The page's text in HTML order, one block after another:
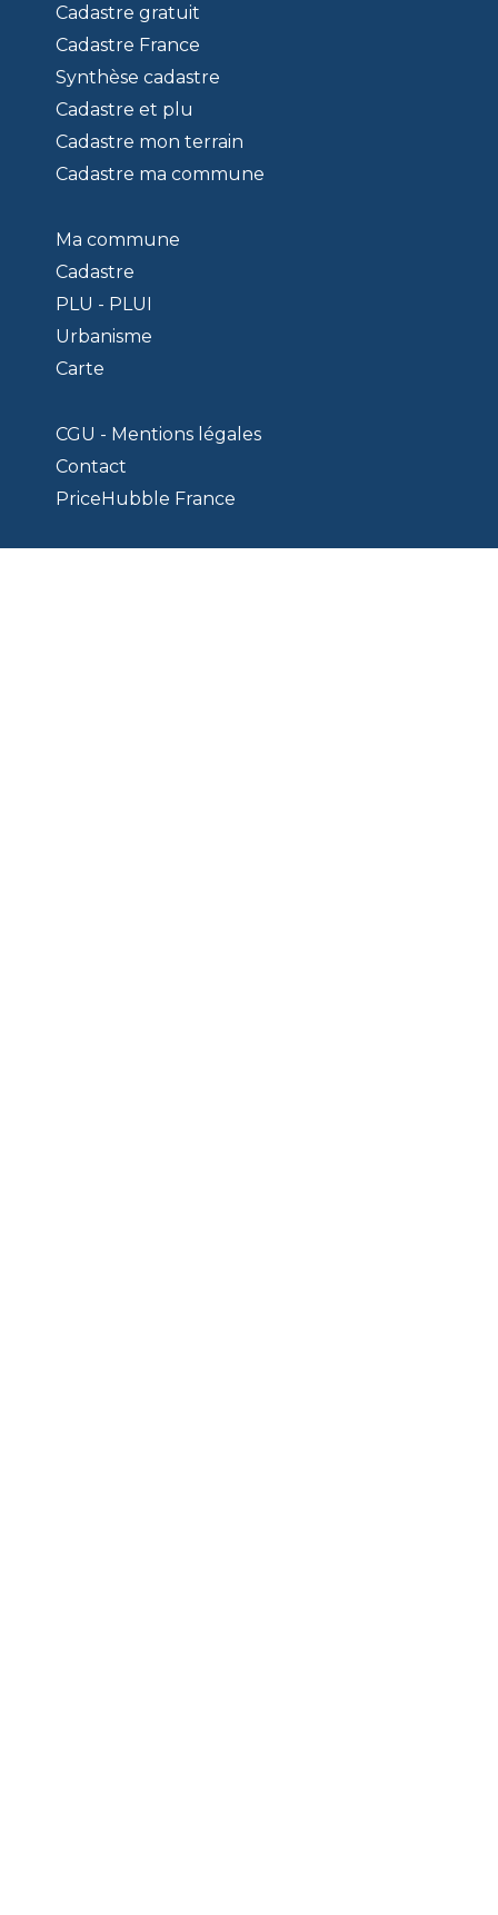
Cadastre gratuit
Cadastre France
Synthèse cadastre
Cadastre et plu
Cadastre mon terrain
Cadastre ma commune
Ma commune
Cadastre
PLU - PLUI
Urbanisme
Carte
CGU - Mentions légales
Contact
PriceHubble France